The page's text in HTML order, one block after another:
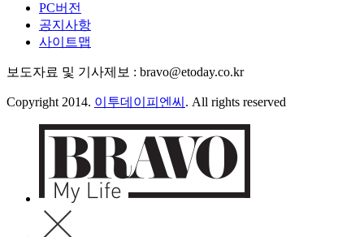
PC버전
공지사항
사이트맵
보도자료 및 기사제보 : bravo@etoday.co.kr
Copyright 2014. 이투데이피엔씨 . All rights reserved